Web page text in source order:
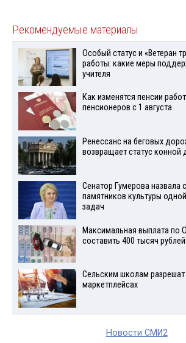
Рекомендуемые материалы
Особый статус и «Ветеран
работы: какие меры
учителя
Как изменятся пенсии
пенсионеров с 1 августа
Ренессанс на беговых
возвращает статус конной
Сенатор Гумерова назвала
памятников культуры
задач
Максимальная выплата по
составить 400 тысяч рублей
Сельским школам разрешат
маркетплейсах
Новости СМИ2